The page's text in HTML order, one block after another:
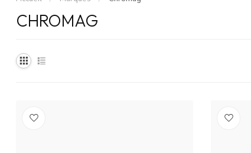
CHROMAG